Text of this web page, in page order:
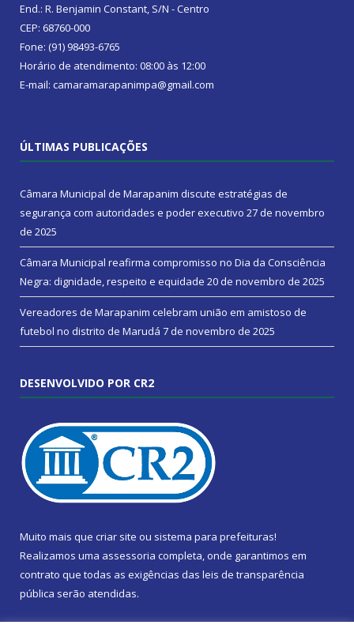
End.: R. Benjamin Constant, S/N - Centro
CEP: 68760-000
Fone: (91) 98493-6765
Horário de atendimento: 08:00 às 12:00
E-mail: camaramarapanimpa@gmail.com
ÚLTIMAS PUBLICAÇÕES
Câmara Municipal de Marapanim discute estratégias de
segurança com autoridades e poder executivo 27 de novembro
de 2025
Câmara Municipal reafirma compromisso no Dia da Consciência
Negra: dignidade, respeito e equidade 20 de novembro de 2025
Vereadores de Marapanim celebram união em amistoso de
futebol no distrito de Marudá 7 de novembro de 2025
DESENVOLVIDO POR CR2
Muito mais que criar site ou sistema para prefeituras!
Realizamos uma assessoria completa, onde garantimos em
contrato que todas as exigências das leis de transparência
pública serão atendidas.